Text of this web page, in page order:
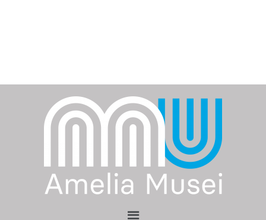
Menu